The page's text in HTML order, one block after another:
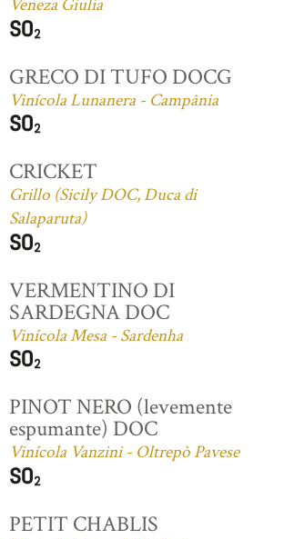
Veneza Giulia
GRECO DI TUFO DOCG
Vinícola Lunanera - Campânia
CRICKET
Grillo (Sicily DOC, Duca di
Salaparuta)
VERMENTINO DI
SARDEGNA DOC
Vinícola Mesa - Sardenha
PINOT NERO (levemente
espumante) DOC
Vinícola Vanzini - Oltrepò Pavese
PETIT CHABLIS